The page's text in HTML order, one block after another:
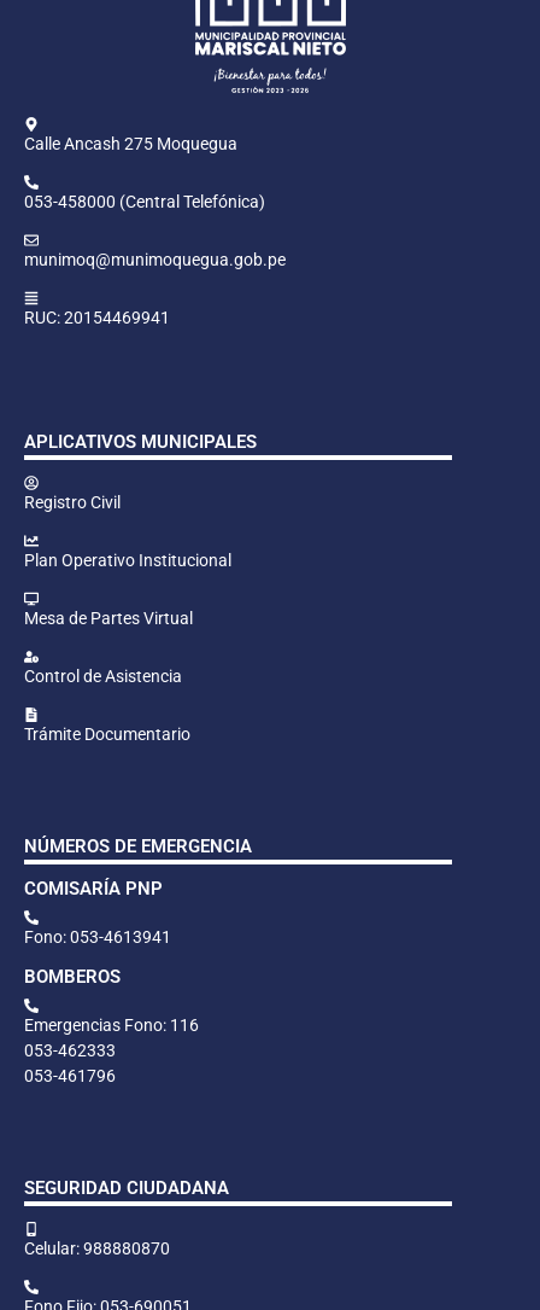
Calle Ancash 275 Moquegua
053-458000 (Central Telefónica)
munimoq@munimoquegua.gob.pe
RUC: 20154469941
APLICATIVOS MUNICIPALES
Registro Civil
Plan Operativo Institucional
Mesa de Partes Virtual
Control de Asistencia
Trámite Documentario
NÚMEROS DE EMERGENCIA
COMISARÍA PNP
Fono: 053-4613941
BOMBEROS
Emergencias Fono: 116
053-462333
053-461796
SEGURIDAD CIUDADANA
Celular: 988880870
Fono Fijo: 053-690051